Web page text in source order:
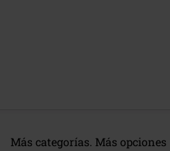
Más categorías. Más opciones